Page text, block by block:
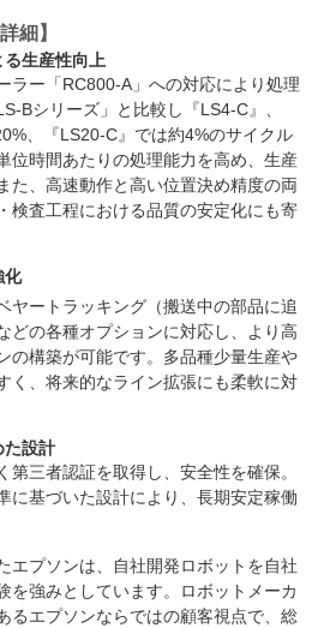
細】
生産性向上
ラー「RC800-A」への対応により処理
Bシリーズ」と比較し『LS4-C』、
、『LS20-C』では約4%のサイクル
位時間あたりの処理能力を高め、生産
た、高速動作と高い位置決め精度の両
検査工程における品質の安定化にも寄
化
ヤートラッキング（搬送中の部品に追
どの各種オプションに対応し、より高
の構築が可能です。多品種少量生産や
く、将来的なライン拡張にも柔軟に対
た設計
第三者認証を取得し、安全性を確保。
に基づいた設計により、長期安定稼働
エプソンは、自社開発ロボットを自社
を強みとしています。ロボットメーカ
るエプソンならではの顧客視点で、総